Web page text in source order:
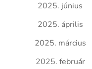
2025. június
2025. április
2025. március
2025. február